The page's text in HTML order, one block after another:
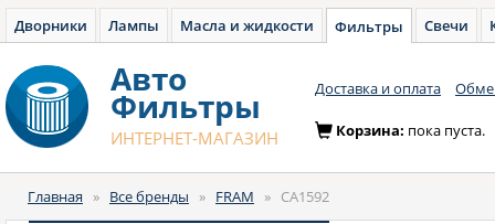
Дворники Лампы Масла и жидкости Фильтры Свечи
Авто
Фильтры
ИНТЕРНЕТ-МАГАЗИН
Доставка и оплата
Корзина: пока пуста.
Главная » Все бренды » FRAM » CA1592